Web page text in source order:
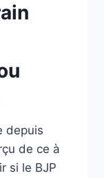
depuis
de ce à
si le BJP